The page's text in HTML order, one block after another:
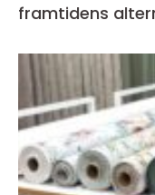
framtidens